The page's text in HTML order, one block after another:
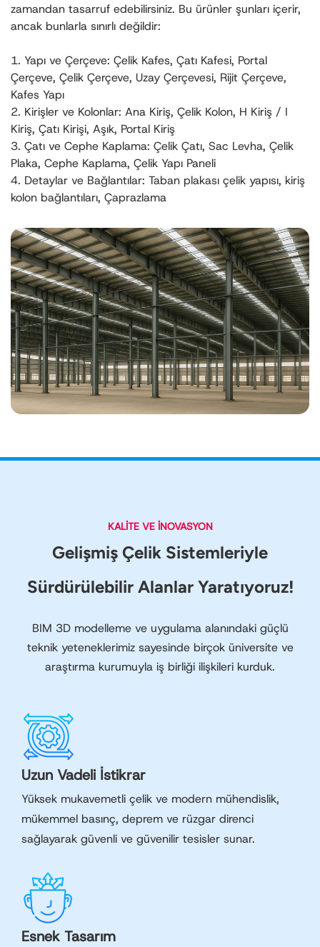
zamandan tasarruf edebilirsiniz. Bu ürünler şunları içerir,
ancak bunlarla sınırlı değildir:
1. Yapı ve Çerçeve: Çelik Kafes, Çatı Kafesi, Portal
Çerçeve, Çelik Çerçeve, Uzay Çerçevesi, Rijit Çerçeve,
Kafes Yapı
2. Kirişler ve Kolonlar: Ana Kiriş, Çelik Kolon, H Kiriş / I
Kiriş, Çatı Kirişi, Aşık, Portal Kiriş
3. Çatı ve Cephe Kaplama: Çelik Çatı, Sac Levha, Çelik
Plaka, Cephe Kaplama, Çelik Yapı Paneli
4. Detaylar ve Bağlantılar: Taban plakası çelik yapısı, kiriş
kolon bağlantıları, Çaprazlama
KALITE VE İNOVASYON
Gelişmiş Çelik Sistemleriyle
Sürdürülebilir Alanlar Yaratıyoruz!
BIM 3D modelleme ve uygulama alanındaki güçlü
teknik yeteneklerimiz sayesinde birçok üniversite ve
araştırma kurumuyla iş birliği ilişkileri kurduk.
Uzun Vadeli İstikrar
Yüksek mukavemetli çelik ve modern mühendislik,
mükemmel basınç, deprem ve rüzgar direnci
sağlayarak güvenli ve güvenilir tesisler sunar.
Esnek Tasarım